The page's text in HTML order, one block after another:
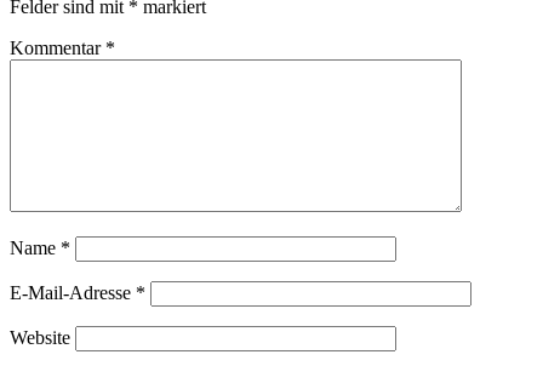
Felder sind mit * markiert
Kommentar *
Name *
E-Mail-Adresse *
Website